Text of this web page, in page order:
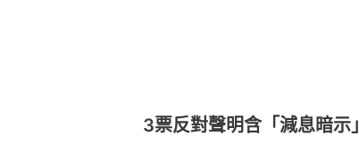
3票反對聲明含「減息暗示」